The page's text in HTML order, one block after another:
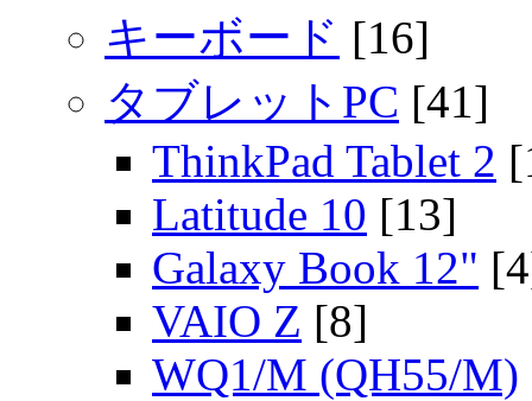
キーボード [16]
タブレットPC [41]
ThinkPad Tablet 2
Latitude 10 [13]
Galaxy Book 12"
VAIO Z [8]
WQ1/M (QH55/M)